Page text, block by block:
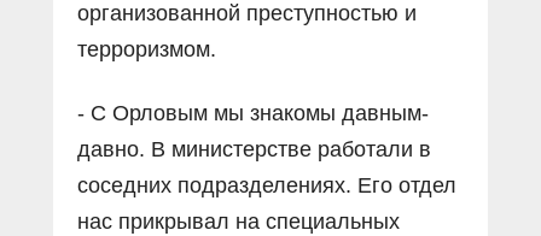
организованной преступностью и
терроризмом.
- С Орловым мы знакомы давным-
давно. В министерстве работали в
соседних подразделениях. Его отдел
нас прикрывал на специальных